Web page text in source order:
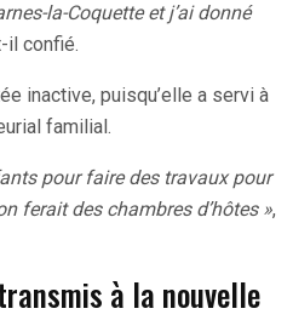
la-Coquette et j’ai donné
il confié.
inactive, puisqu’elle a servi à
familial.
pour faire des travaux pour
ferait des chambres d’hôtes »,
à la nouvelle